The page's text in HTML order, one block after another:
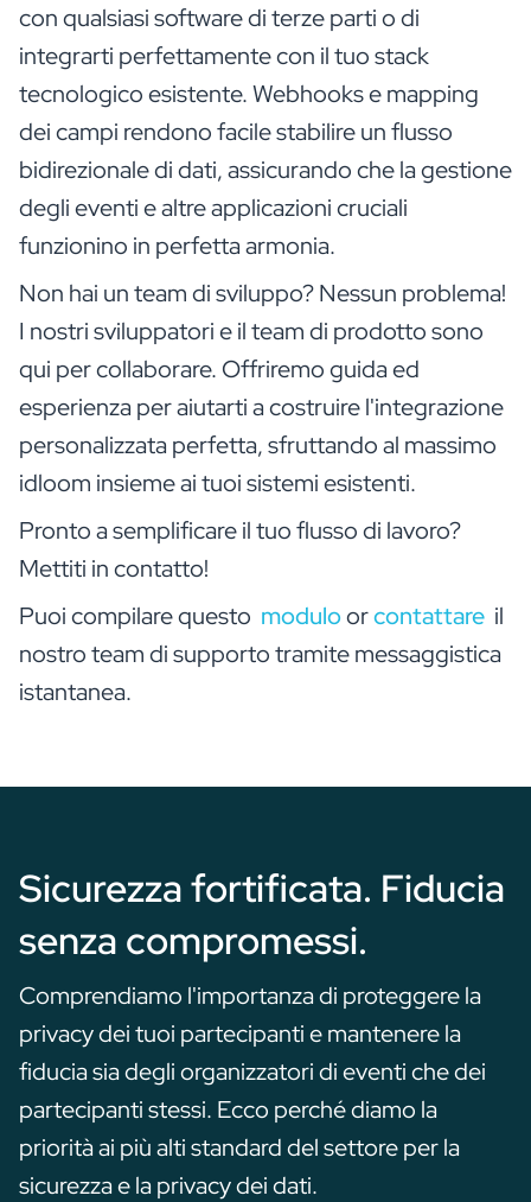
con qualsiasi software di terze parti o di
integrarti perfettamente con il tuo stack
tecnologico esistente. Webhooks e mapping
dei campi rendono facile stabilire un flusso
bidirezionale di dati, assicurando che la gestione
degli eventi e altre applicazioni cruciali
funzionino in perfetta armonia.
Non hai un team di sviluppo? Nessun problema!
I nostri sviluppatori e il team di prodotto sono
qui per collaborare. Offriremo guida ed
esperienza per aiutarti a costruire l'integrazione
personalizzata perfetta, sfruttando al massimo
idloom insieme ai tuoi sistemi esistenti.
Pronto a semplificare il tuo flusso di lavoro?
Mettiti in contatto!
Puoi compilare questo moduloorcontattare il
nostro team di supporto tramite messaggistica
istantanea.
Sicurezza fortificata. Fiducia
senza compromessi.
Comprendiamo l'importanza di proteggere la
privacy dei tuoi partecipanti e mantenere la
fiducia sia degli organizzatori di eventi che dei
partecipanti stessi. Ecco perché diamo la
priorità ai più alti standard del settore per la
sicurezza e la privacy dei dati.